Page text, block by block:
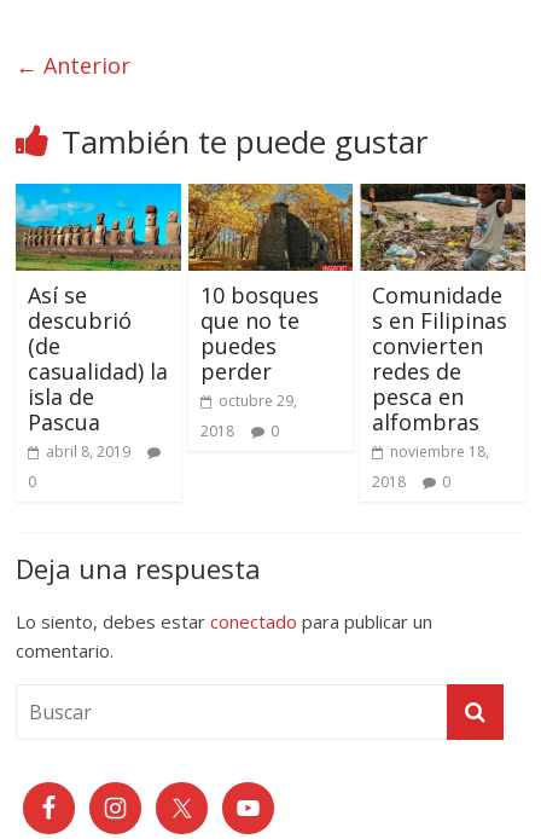
← Anterior
También te puede gustar
Así se
descubrió
(de
casualidad) la
isla de
Pascua
abril 8, 2019
0
10 bosques
que no te
puedes
perder
octubre 29,
2018
0
Comunidade
s en Filipinas
convierten
redes de
pesca en
alfombras
noviembre 18,
2018
0
Deja una respuesta
Lo siento, debes estarconectado para publicar un
comentario.